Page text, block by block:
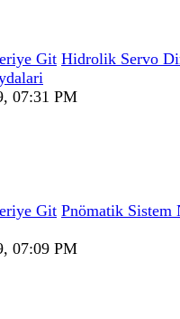
Hidrolik Servo
07:31 PM
Pnömatik Sistem
07:09 PM